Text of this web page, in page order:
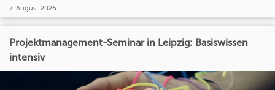
7. August 2026
Projektmanagement-Seminar in Leipzig: Basiswissen
intensiv